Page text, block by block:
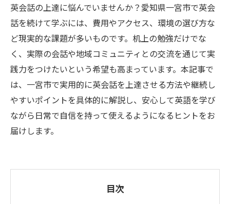
英会話の上達に悩んでいませんか？愛知県一宮市で英会
話を続けて学ぶには、費用やアクセス、環境の選び方な
ど現実的な課題が多いものです。机上の勉強だけでな
く、実際の会話や地域コミュニティとの交流を通じて実
践力をつけたいという希望も高まっています。本記事で
は、一宮市で実用的に英会話を上達させる方法や継続し
やすいポイントを具体的に解説し、安心して英語を学び
ながら日常で自信を持って使えるようになるヒントをお
届けします。
目次